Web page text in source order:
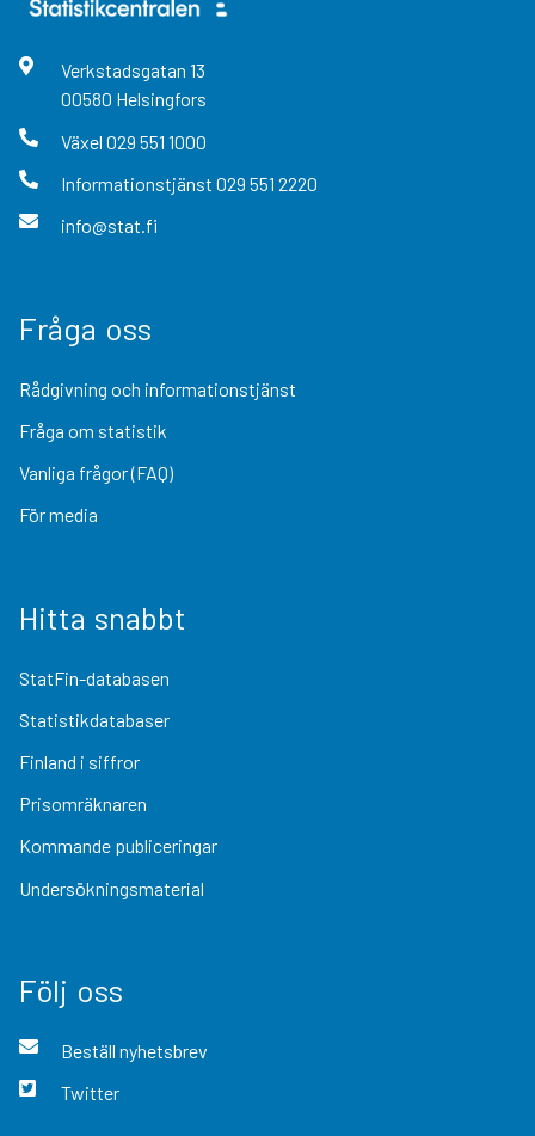
Verkstadsgatan 13
00580 Helsingfors
Växel 029 551 1000
Informationstjänst 029 551 2220
info@stat.fi
Fråga oss
Rådgivning och informationstjänst
Fråga om statistik
Vanliga frågor (FAQ)
För media
Hitta snabbt
StatFin-databasen
Statistikdatabaser
Finland i siffror
Prisomräknaren
Kommande publiceringar
Undersökningsmaterial
Följ oss
Beställ nyhetsbrev
Twitter